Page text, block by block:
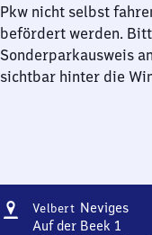
Pkw nicht selbst
befördert werden.
Sonderparkausweis
sichtbar hinter die
Adresse
Velbert Neviges
Auf der Beek 1